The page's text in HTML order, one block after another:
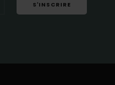
S'INSCRIRE